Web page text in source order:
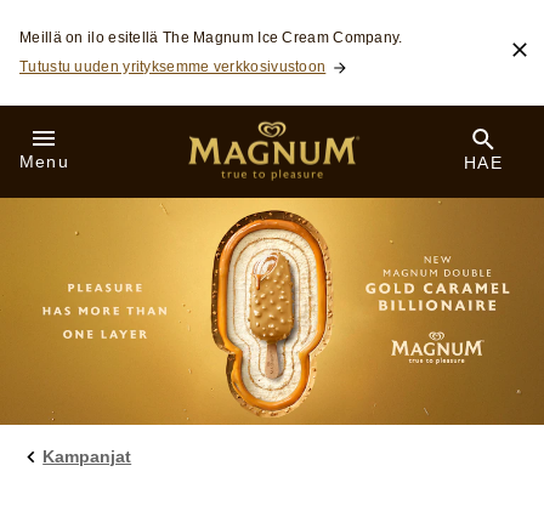
Skip to:
Meillä on ilo esitellä The Magnum Ice Cream Company.
Tutustu uuden yrityksemme verkkosivustoon
Menu HAE
Kampanjat